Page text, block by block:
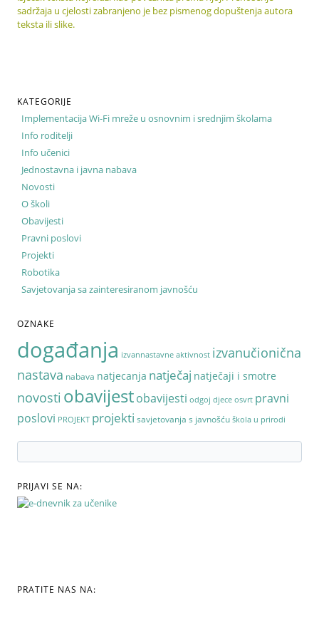
sadržaja u cjelosti zabranjeno je bez pismenog dopuštenja autora
teksta ili slike.
KATEGORIJE
Implementacija Wi-Fi mreže u osnovnim i srednjim školama
Info roditelji
Info učenici
Jednostavna i javna nabava
Novosti
O školi
Obavijesti
Pravni poslovi
Projekti
Robotika
Savjetovanja sa zainteresiranom javnošću
OZNAKE
događanja izvannastavne aktivnost izvanučionična
nastava nabava natjecanja natječaj natječaji i smotre
novosti obavijestobavijesti odgoj djece osvrt pravni
poslovi PROJEKT projekti savjetovanja s javnošću škola u prirodi
PRIJAVI SE NA:
PRATITE NAS NA: